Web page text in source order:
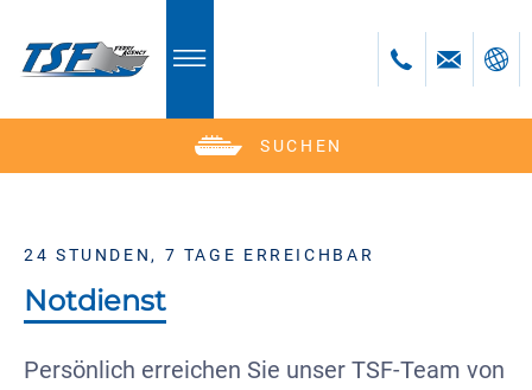
SUCHEN
Česky
24 STUNDEN, 7 TAGE ERREICHBAR
Notdienst
Persönlich erreichen Sie unser TSF-Team von